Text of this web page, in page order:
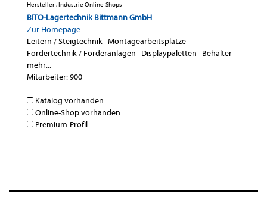
Hersteller , Industrie Online-Shops
BITO-Lagertechnik Bittmann GmbH
Zur Homepage
Leitern / Steigtechnik·Montagearbeitsplätze·
Fördertechnik / Förderanlagen · Displaypaletten · Behälter·
mehr...
Mitarbeiter: 900
Katalog vorhanden
Online-Shop vorhanden
Premium-Profil